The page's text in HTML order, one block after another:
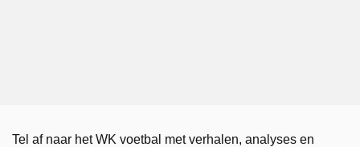
Tel af naar het WK voetbal met verhalen, analyses en